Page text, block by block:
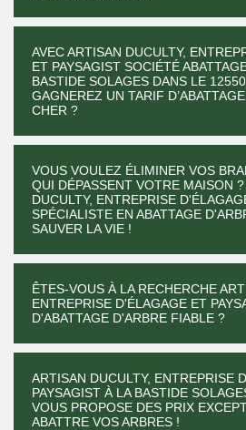
AVEC ARTISAN DUCULTY,
ET PAYSAGIST SOCIÉTÉ
BASTIDE SOLAGES DANS LE
GAGNEREZ UN TARIF
CHER ?
VOUS VOULEZ ÉLIMINER VOS
QUI DÉPASSENT VOTRE MAISON
DUCULTY, ENTREPRISE
SPÉCIALISTE EN ABATTAGE
SAUVER LA VIE !
ÊTES-VOUS À LA RECHERCHE
ENTREPRISE D'ÉLAGAGE ET
D'ABATTAGE D'ARBRE FIABLE ?
ARTISAN DUCULTY, ENTREPRISE
PAYSAGIST À LA BASTIDE
VOUS PROPOSE DES PRIX
ABATTRE VOS ARBRES !